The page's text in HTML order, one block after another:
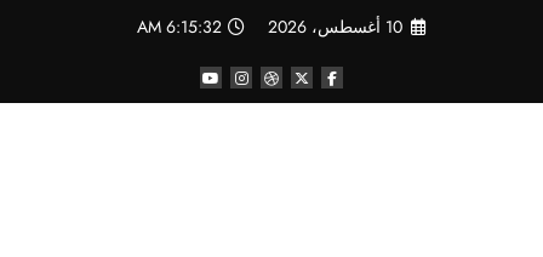
10 أغسطس، 2026 6:15:33 AM